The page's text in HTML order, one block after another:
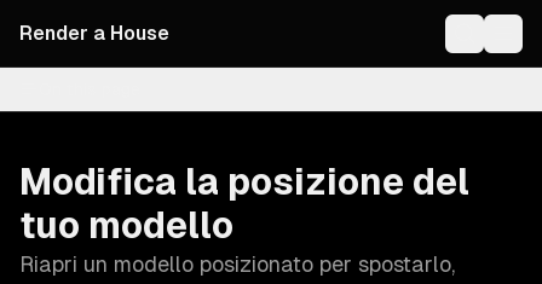
Render a House
Modifica la posizione del
tuo modello
Riapri un modello posizionato per spostarlo,